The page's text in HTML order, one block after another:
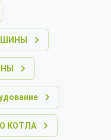
КОТЛА